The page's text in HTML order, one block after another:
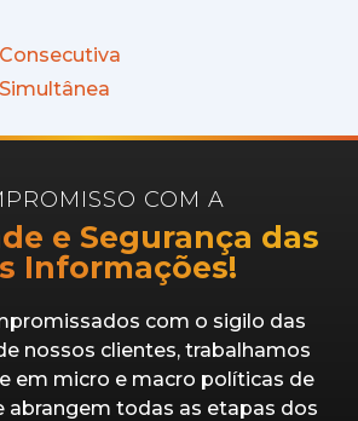
COM A
e Segurança das
Informações!
com o sigilo das
nossos clientes, trabalhamos
em micro e macro políticas de
abrangem todas as etapas dos